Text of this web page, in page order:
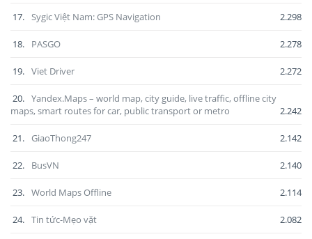
17. Sygic Việt Nam: GPS Navigation 2.298
18. PASGO 2.278
19. Viet Driver 2.272
20. Yandex.Maps – world map, city guide, live traffic, offline city
maps, smart routes for car, public transport or metro
2.242
21. GiaoThong247 2.142
22. BusVN 2.140
23. World Maps Offline 2.114
24. Tin tức-Mẹo vặt 2.082